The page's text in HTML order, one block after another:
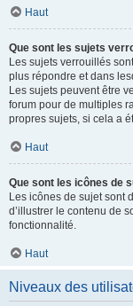
Haut
Que sont les sujets
Les sujets verrouillés
plus répondre et dans
Les sujets peuvent être
forum pour de multiples
propres sujets, si cela a
Haut
Que sont les icônes de
Les icônes de sujet sont
d’illustrer le contenu de
fonctionnalité.
Haut
Niveaux des